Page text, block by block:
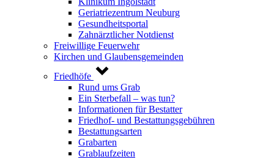
Geriatriezentrum Neuburg
Gesundheitsportal
Zahnärztlicher Notdienst
Freiwillige Feuerwehr
Kirchen und Glaubensgemeinden
Friedhöfe
Rund ums Grab
Ein Sterbefall – was tun?
Informationen für Bestatter
Friedhof- und Bestattungsgebühren
Bestattungsarten
Grabarten
Grablaufzeiten